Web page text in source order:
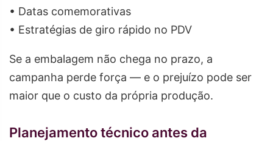
• Datas comemorativas
• Estratégias de giro rápido no PDV
Se a embalagem não chega no prazo, a
campanha perde força — e o prejuízo pode ser
maior que o custo da própria produção.
Planejamento técnico antes da